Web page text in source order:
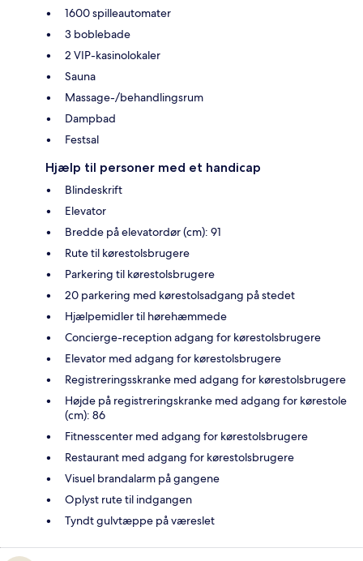
1600 spilleautomater
3 boblebade
2 VIP-kasinolokaler
Sauna
Massage-/behandlingsrum
Dampbad
Festsal
Hjælp til personer med et handicap
Blindeskrift
Elevator
Bredde på elevatordør (cm): 91
Rute til kørestolsbrugere
Parkering til kørestolsbrugere
20 parkering med kørestolsadgang på stedet
Hjælpemidler til hørehæmmede
Concierge-reception adgang for kørestolsbrugere
Elevator med adgang for kørestolsbrugere
Registreringsskranke med adgang for kørestolsbrugere
Højde på registreringskranke med adgang for kørestole
(cm): 86
Fitnesscenter med adgang for kørestolsbrugere
Restaurant med adgang for kørestolsbrugere
Visuel brandalarm på gangene
Oplyst rute til indgangen
Tyndt gulvtæppe på væreslet